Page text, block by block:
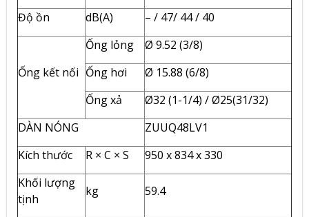
Độ ồn dB(A) – / 47/ 44 / 40
Ống kết nối
Ống lỏng
Ø 9.52 (3/8)
Ống hơi
Ø 15.88 (6/8)
Ống xả
Ø32 (1-1/4) / Ø25(31/32)
DÀN NÓNG
ZUUQ48LV1
Kích thước
R × C × S
950 x 834 x 330
Khối lượng
tịnh
kg 59.4